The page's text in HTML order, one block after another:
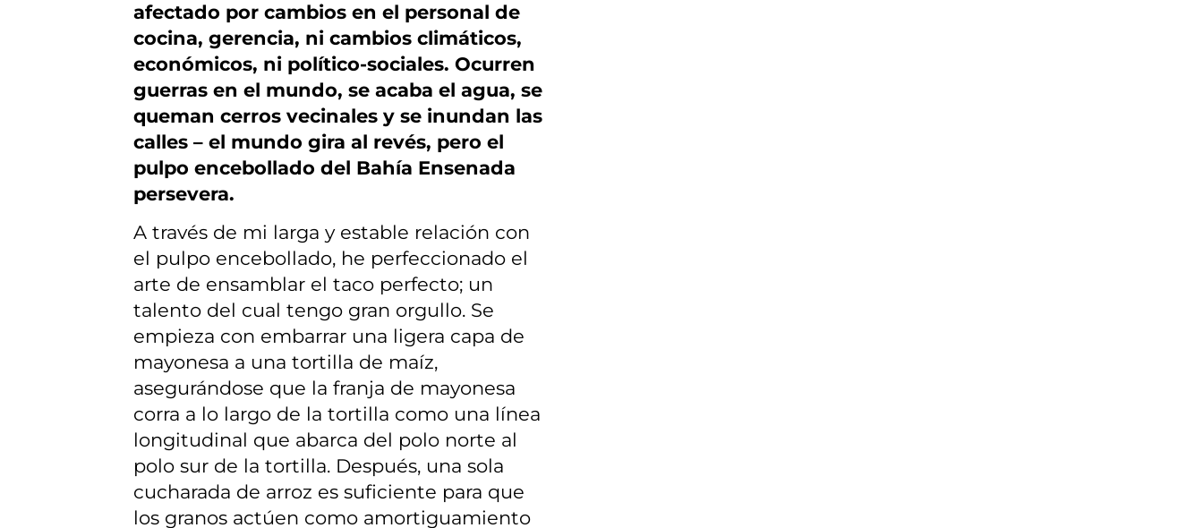
afectado por cambios en el personal de
cocina, gerencia, ni cambios climáticos,
económicos, ni político-sociales. Ocurren
guerras en el mundo, se acaba el agua, se
queman cerros vecinales y se inundan las
calles – el mundo gira al revés, pero el
pulpo encebollado del Bahía Ensenada
persevera.
A través de mi larga y estable relación con
el pulpo encebollado, he perfeccionado el
arte de ensamblar el taco perfecto; un
talento del cual tengo gran orgullo. Se
empieza con embarrar una ligera capa de
mayonesa a una tortilla de maíz,
asegurándose que la franja de mayonesa
corra a lo largo de la tortilla como una línea
longitudinal que abarca del polo norte al
polo sur de la tortilla. Después, una sola
cucharada de arroz es suficiente para que
los granos actúen como amortiguamiento